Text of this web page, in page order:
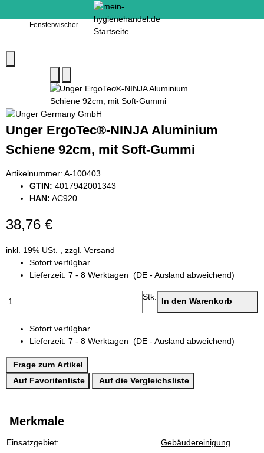
Fensterwischer
Unger ErgoTec®-NINJA Aluminium
Schiene 92cm, mit Soft-Gummi
Artikelnummer: A-100403
GTIN: 4017942001343
HAN: AC920
38,76 €
inkl. 19% USt. , zzgl. Versand
Sofort verfügbar
Lieferzeit: 7 - 8 Werktagen (DE - Ausland abweichend)
Stk. In den Warenkorb
Sofort verfügbar
Lieferzeit: 7 - 8 Werktagen (DE - Ausland abweichend)
Frage zum Artikel
Auf Favoritenliste
Auf die Vergleichsliste
Merkmale
Produkteigenschaft
Wert
Einsatzgebiet:
Gebäudereinigung